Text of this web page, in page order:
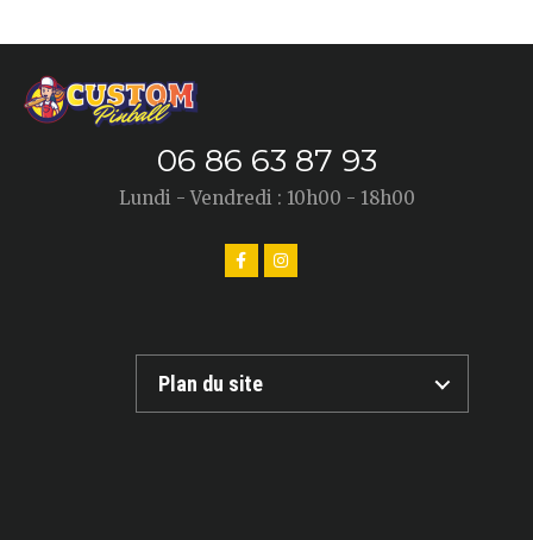
06 86 63 87 93
Lundi - Vendredi : 10h00 - 18h00
Plan du site